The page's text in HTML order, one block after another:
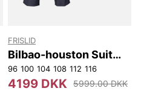
FRISLID
Bilbao-houston Suit
Reg
96 100 104 108 112 116
4199 DKK 5999.00 DKK